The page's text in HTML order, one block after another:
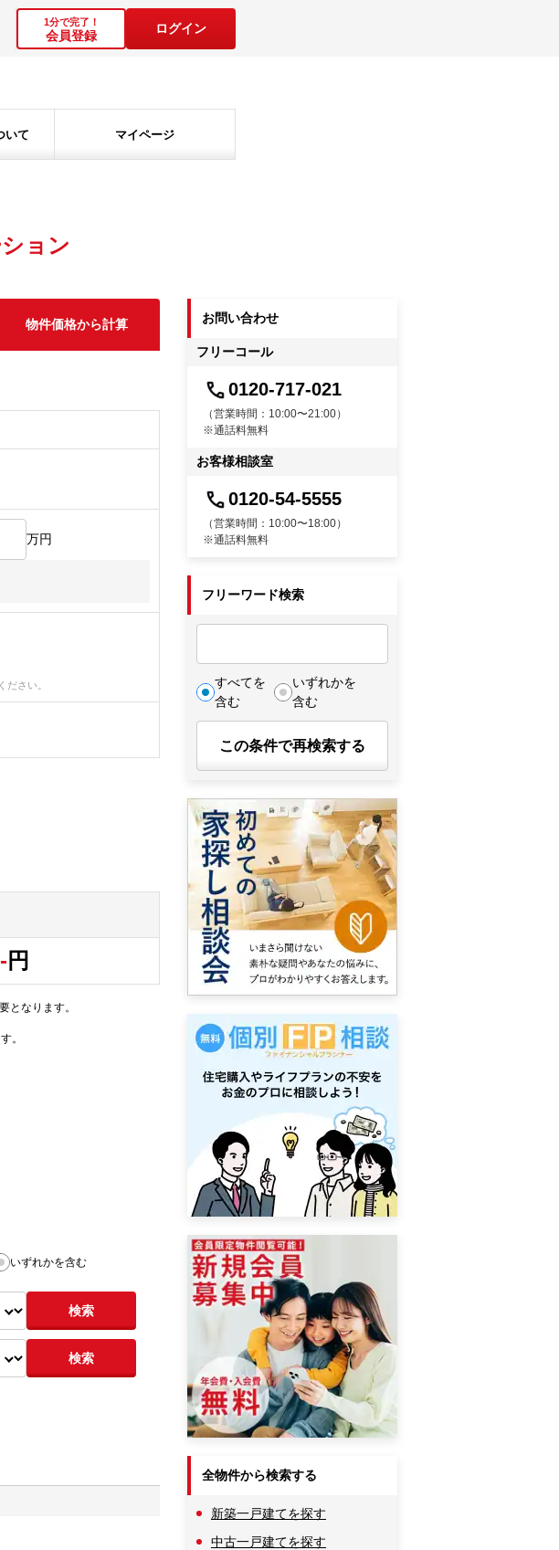
1分で完了！
会員登録
ログイン
いて マイページ
ョン
物件価格から計算
万円
さい。
円
となります。
。
いずれかを含む
検索
検索
お問い合わせ
フリーコール
0120-717-021
（営業時間：10:00〜21:00）
※通話料無料
お客様相談室
0120-54-5555
（営業時間：10:00〜18:00）
※通話料無料
フリーワード検索
すべてを
含む
いずれかを
含む
この条件で再検索する
全物件から検索する
新築一戸建てを探す
中古一戸建てを探す